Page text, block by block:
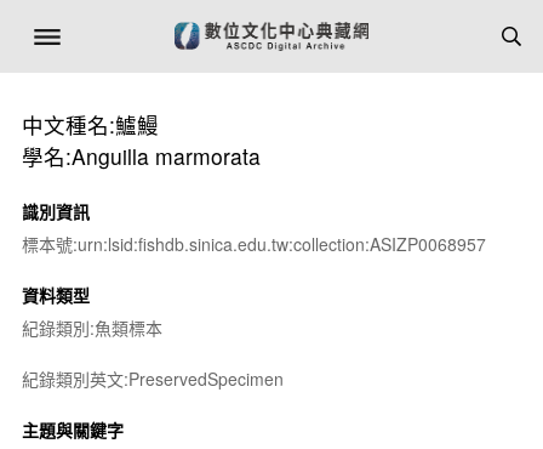
中文種名:鱸鰻
學名:Anguilla marmorata
識別資訊
標本號:urn:lsid:fishdb.sinica.edu.tw:collection:ASIZP0068957
資料類型
紀錄類別:魚類標本
紀錄類別英文:PreservedSpecimen
主題與關鍵字